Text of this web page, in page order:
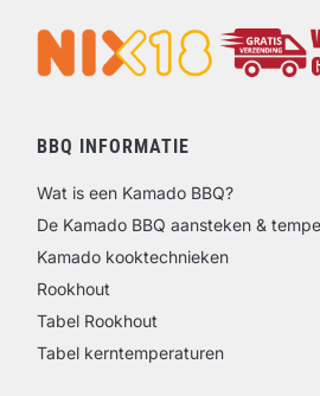
BBQ INFORMATIE
Wat is een Kamado BBQ?
De Kamado BBQ aansteken &
Kamado kooktechnieken
Rookhout
Tabel Rookhout
Tabel kerntemperaturen